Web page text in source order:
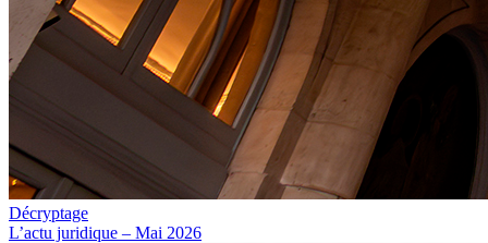
Décryptage
L’actu juridique – Mai 2026